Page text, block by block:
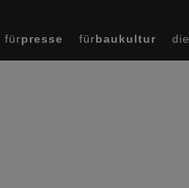
fürpresse fürbaukultur die